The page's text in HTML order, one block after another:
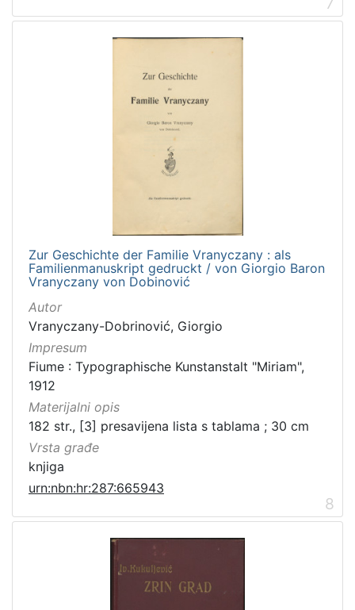
Zur Geschichte der Familie Vranyczany : als
Familienmanuskript gedruckt / von Giorgio Baron
Vranyczany von Dobinović
Autor
Vranyczany-Dobrinović, Giorgio
Impresum
Fiume : Typographische Kunstanstalt "Miriam",
1912
Materijalni opis
182 str., [3] presavijena lista s tablama ; 30 cm
Vrsta građe
knjiga
urn:nbn:hr:287:665943
8